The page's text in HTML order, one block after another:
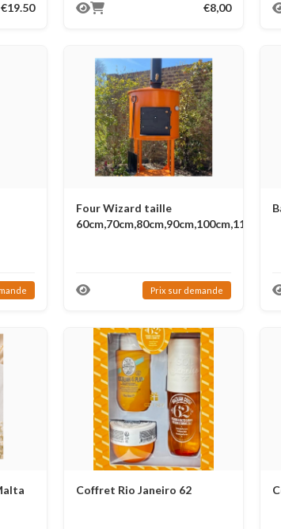
€19.50 €8,00
Four Wizard taille
Prix ​​sur demande
Coffret Rio Janeiro 62